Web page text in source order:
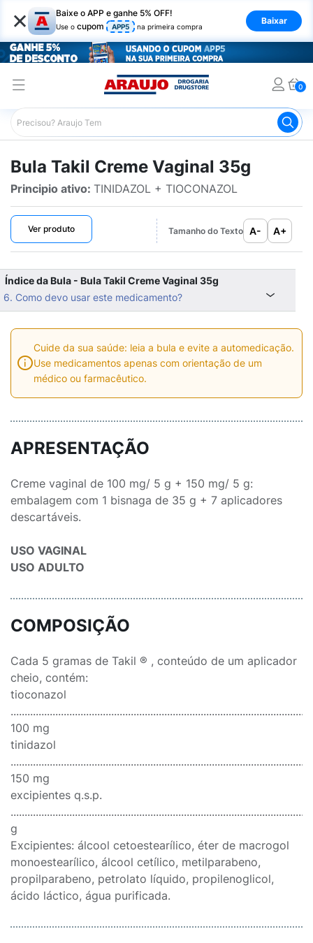
× Baixe o APP e ganhe 5% OFF!
Use o cupom APP5 na primeira compra
Baixar
0
Araujo Bulário Araujo
Bula Takil Creme Vaginal 35g
Principio ativo: TINIDAZOL + TIOCONAZOL
Ver produto Tamanho do Texto A- A+
Índice da Bula - Bula Takil Creme Vaginal 35g
6. Como devo usar este medicamento?
Cuide da sua saúde: leia a bula e evite a automedicação.
Use medicamentos apenas com orientação de um
médico ou farmacêutico.
APRESENTAÇÃO
Creme vaginal de 100 mg/ 5 g + 150 mg/ 5 g:
embalagem com 1 bisnaga de 35 g + 7 aplicadores
descartáveis.
USO VAGINAL
USO ADULTO
COMPOSIÇÃO
Cada 5 gramas de Takil ® , conteúdo de um aplicador
cheio, contém:
tioconazol
100 mg
tinidazol
150 mg
excipientes q.s.p.
g
Excipientes: álcool cetoestearílico, éter de macrogol
monoestearílico, álcool cetílico, metilparabeno,
propilparabeno, petrolato líquido, propilenoglicol,
ácido láctico, água purificada.